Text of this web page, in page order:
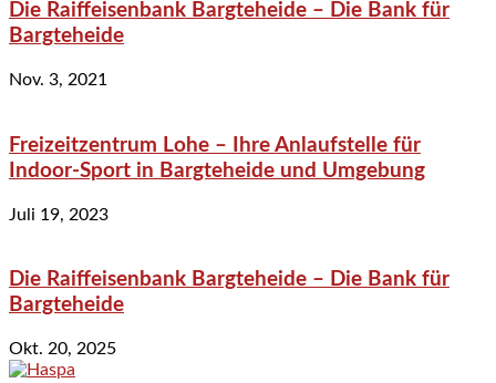
Die Raiffeisenbank Bargteheide – Die Bank für
Bargteheide
Nov. 3, 2021
Freizeitzentrum Lohe – Ihre Anlaufstelle für
Indoor-Sport in Bargteheide und Umgebung
Juli 19, 2023
Die Raiffeisenbank Bargteheide – Die Bank für
Bargteheide
Okt. 20, 2025